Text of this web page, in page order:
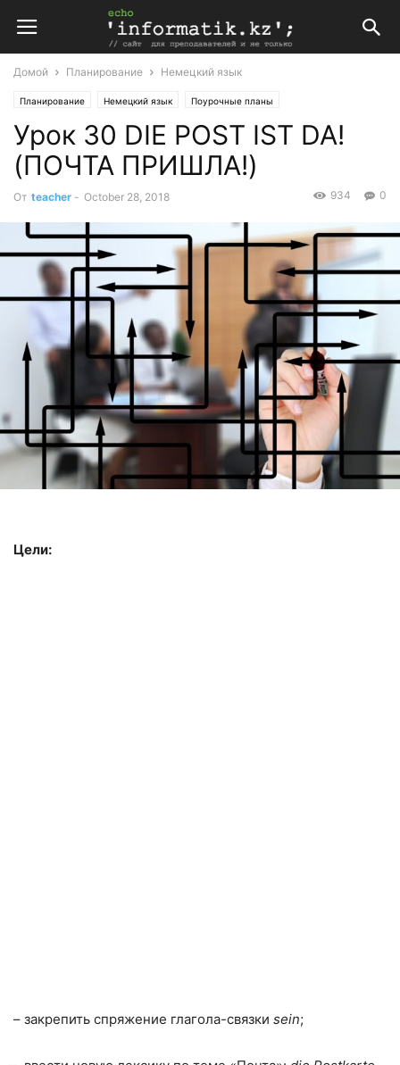
Домой Планирование Немецкий язык
Планирование Немецкий язык Поурочные планы
Поурочные планы по немецкому языку 2 класс
Урок 30 DIE POST IST DA!
(ПОЧТА ПРИШЛА!)
От teacher - October 28, 2018 0
934
Цели:
– закрепить спряжение глагола-связки sein;